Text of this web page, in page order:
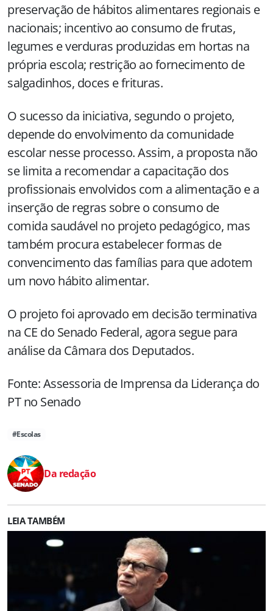
preservação de hábitos alimentares regionais e
nacionais; incentivo ao consumo de frutas,
legumes e verduras produzidas em hortas na
própria escola; restrição ao fornecimento de
salgadinhos, doces e frituras.
O sucesso da iniciativa, segundo o projeto,
depende do envolvimento da comunidade
escolar nesse processo. Assim, a proposta não
se limita a recomendar a capacitação dos
profissionais envolvidos com a alimentação e a
inserção de regras sobre o consumo de
comida saudável no projeto pedagógico, mas
também procura estabelecer formas de
convencimento das famílias para que adotem
um novo hábito alimentar.
O projeto foi aprovado em decisão terminativa
na CE do Senado Federal, agora segue para
análise da Câmara dos Deputados.
Fonte: Assessoria de Imprensa da Liderança do
PT no Senado
#Escolas
Da redação
LEIA TAMBÉM